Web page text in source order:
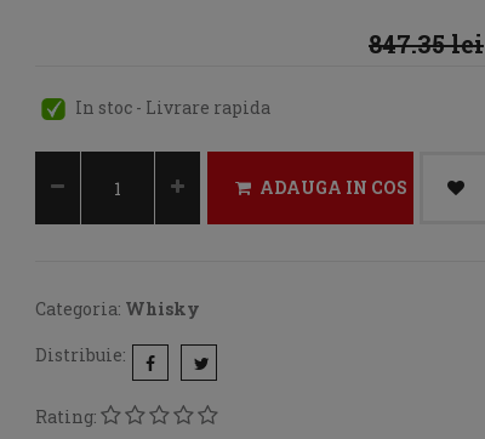
847.35 lei
In stoc - Livrare rapida
ADAUGA IN COS
Categoria: Whisky
Distribuie:
Rating: